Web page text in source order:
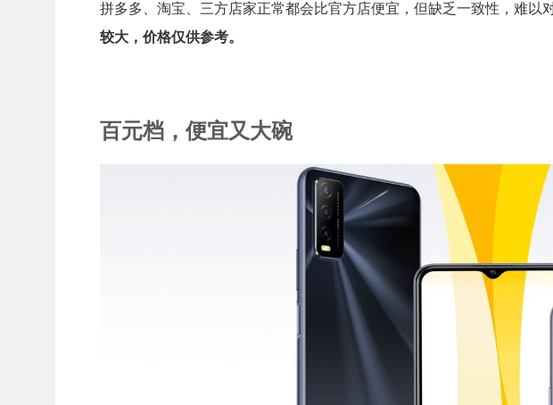
拼多多、淘宝、三方店家正常都会比官方店便宜，但缺乏一致性，难以
较大，价格仅供参考。
百元档，便宜又大碗